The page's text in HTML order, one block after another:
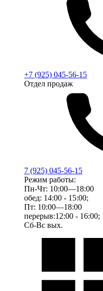
+7 (925) 045-56-15
Отдел продаж
7 (925) 045-56-15
Режим работы:
Пн-Чт: 10:00—18:00
обед: 14:00 - 15:00;
Пт: 10:00—18:00
перерыв:12:00 - 16:00;
Сб-Вс вых.